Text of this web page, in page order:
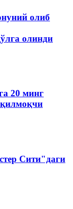
олиб
олинди
20 минг
Сити"даги